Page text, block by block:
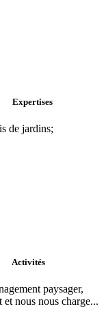
Expertises
de jardins;
Activités
paysager,
nous nous charge...